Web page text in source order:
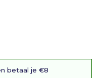
betaal je €8